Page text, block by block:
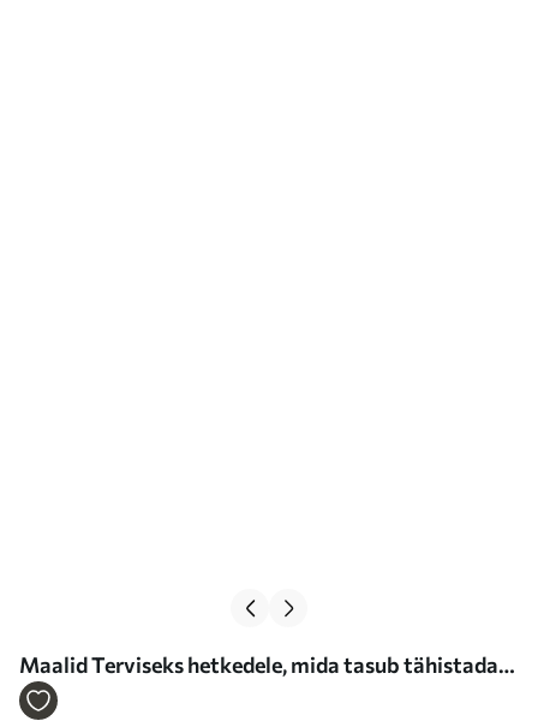
Maalid Terviseks hetkedele, mida tasub tähistada
Nr s37040